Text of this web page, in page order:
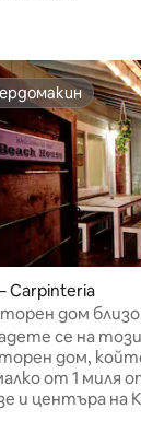
от 5, 456
Carpinteria
дом близо
се на
дом,
от 1 миля
и центъра на